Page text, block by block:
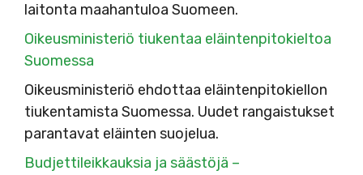
laitonta maahantuloa Suomeen.
Oikeusministeriö tiukentaa eläintenpitokieltoa
Suomessa
Oikeusministeriö ehdottaa eläintenpitokiellon
tiukentamista Suomessa. Uudet rangaistukset
parantavat eläinten suojelua.
Budjettileikkauksia ja säästöjä –